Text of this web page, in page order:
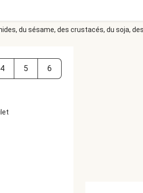
du sésame, des crustacés, du soja,
4 5 6